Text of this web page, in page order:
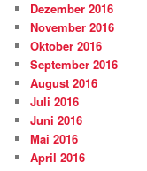
Dezember 2016
November 2016
Oktober 2016
September 2016
August 2016
Juli 2016
Juni 2016
Mai 2016
April 2016